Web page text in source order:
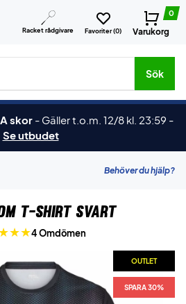
Racket rådgivare Favoriter (0)
0
Varukorg
märken osv.
Sök
skor - Gäller t.o.m. 12/8 kl. 23:59 -
Se utbudet
Behöver du hjälp?
T-shirt Svart
4 Omdömen
OUTLET
SPARA 30%
OUTLET
SPARA 30%